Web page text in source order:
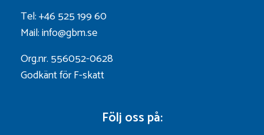
Tel: +46 525 199 60
Mail: info@gbm.se
Org.nr. 556052-0628
Godkänt för F-skatt
Följ oss på: